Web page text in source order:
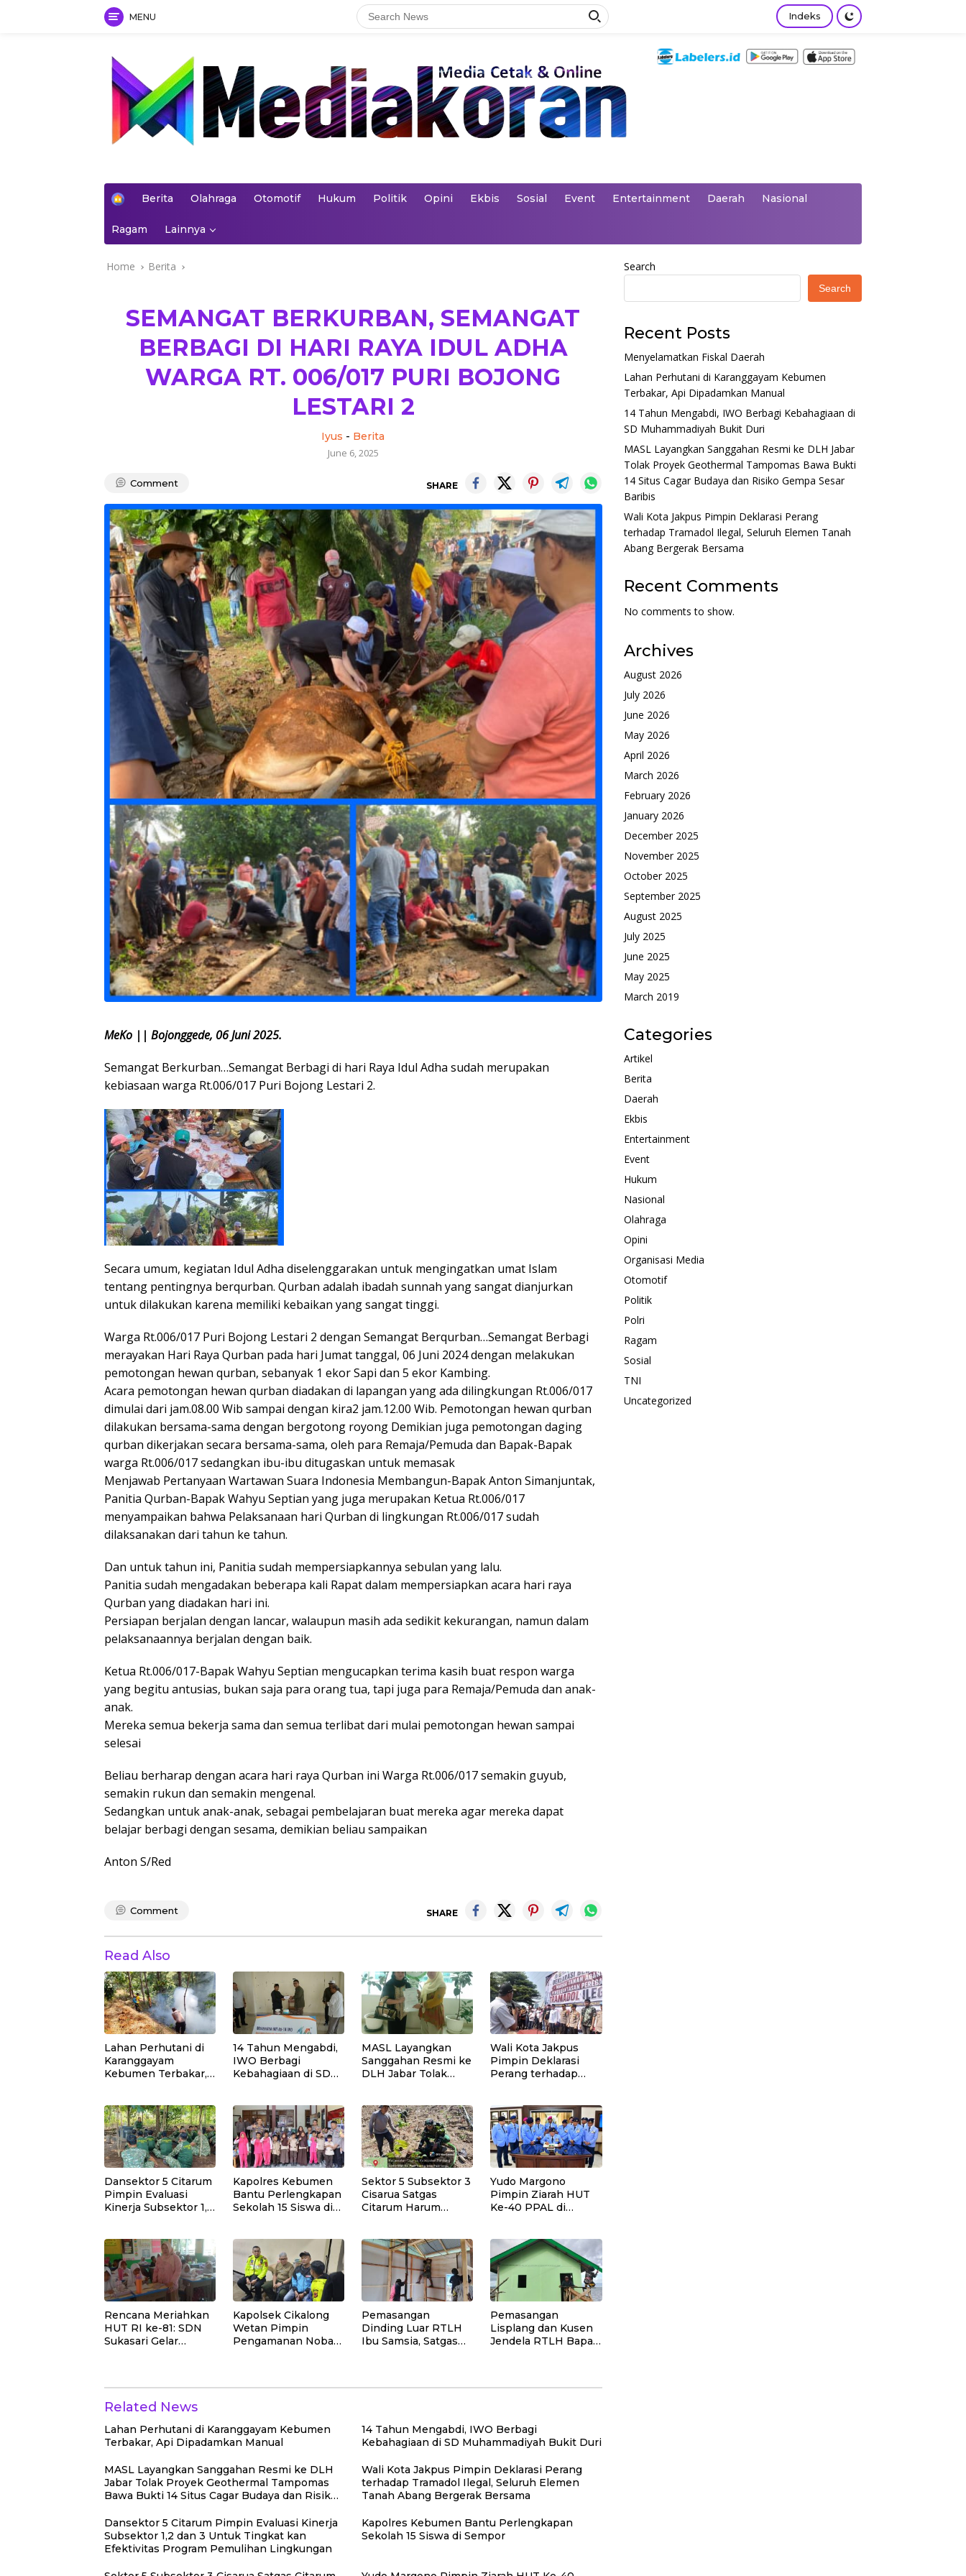
MENU Indeks
H
e
Berita Olahraga Otomotif Hukum Politik Opini Ekbis Sosial Event Entertainment Daerah Nasional
Ragam Lainnya
Home Berita
SEMANGAT BERKURBAN, SEMANGAT
BERBAGI DI HARI RAYA IDUL ADHA
WARGA RT. 006/017 PURI BOJONG
LESTARI 2
Iyus - Berita
June 6, 2025
Comment SHARE
MeKo || Bojonggede, 06 Juni 2025.
Semangat Berkurban…Semangat Berbagi di hari Raya Idul Adha sudah merupakan
kebiasaan warga Rt.006/017 Puri Bojong Lestari 2.
Secara umum, kegiatan Idul Adha diselenggarakan untuk mengingatkan umat Islam
tentang pentingnya berqurban. Qurban adalah ibadah sunnah yang sangat dianjurkan
untuk dilakukan karena memiliki kebaikan yang sangat tinggi.
Warga Rt.006/017 Puri Bojong Lestari 2 dengan Semangat Berqurban…Semangat Berbagi
merayakan Hari Raya Qurban pada hari Jumat tanggal, 06 Juni 2024 dengan melakukan
pemotongan hewan qurban, sebanyak 1 ekor Sapi dan 5 ekor Kambing.
Acara pemotongan hewan qurban diadakan di lapangan yang ada dilingkungan Rt.006/017
dimulai dari jam.08.00 Wib sampai dengan kira2 jam.12.00 Wib. Pemotongan hewan qurban
dilakukan bersama-sama dengan bergotong royong Demikian juga pemotongan daging
qurban dikerjakan secara bersama-sama, oleh para Remaja/Pemuda dan Bapak-Bapak
warga Rt.006/017 sedangkan ibu-ibu ditugaskan untuk memasak
Menjawab Pertanyaan Wartawan Suara Indonesia Membangun-Bapak Anton Simanjuntak,
Panitia Qurban-Bapak Wahyu Septian yang juga merupakan Ketua Rt.006/017
menyampaikan bahwa Pelaksanaan hari Qurban di lingkungan Rt.006/017 sudah
dilaksanakan dari tahun ke tahun.
Dan untuk tahun ini, Panitia sudah mempersiapkannya sebulan yang lalu.
Panitia sudah mengadakan beberapa kali Rapat dalam mempersiapkan acara hari raya
Qurban yang diadakan hari ini.
Persiapan berjalan dengan lancar, walaupun masih ada sedikit kekurangan, namun dalam
pelaksanaannya berjalan dengan baik.
Ketua Rt.006/017-Bapak Wahyu Septian mengucapkan terima kasih buat respon warga
yang begitu antusias, bukan saja para orang tua, tapi juga para Remaja/Pemuda dan anak-
anak.
Mereka semua bekerja sama dan semua terlibat dari mulai pemotongan hewan sampai
selesai
Beliau berharap dengan acara hari raya Qurban ini Warga Rt.006/017 semakin guyub,
semakin rukun dan semakin mengenal.
Sedangkan untuk anak-anak, sebagai pembelajaran buat mereka agar mereka dapat
belajar berbagi dengan sesama, demikian beliau sampaikan
Anton S/Red
Comment SHARE
Read Also
Lahan Perhutani di
Karanggayam
Kebumen Terbakar,
14 Tahun Mengabdi,
IWO Berbagi
Kebahagiaan di SD
MASL Layangkan
Sanggahan Resmi ke
DLH Jabar Tolak
Bukti 14 Situs Cagar
Budaya dan Risiko
Gempa Sesar Baribis
Wali Kota Jakpus
Pimpin Deklarasi
Perang terhadap
Tanah Abang
Bergerak Bersama
Dansektor 5 Citarum
Pimpin Evaluasi
Kinerja Subsektor 1,2
Program Pemulihan
Lingkungan
Kapolres Kebumen
Bantu Perlengkapan
Sekolah 15 Siswa di
Sektor 5 Subsektor 3
Cisarua Satgas
Citarum Harum
di Lahan
Pascalongsor dan
Perkuat Edukasi
Kepedulian
Lingkungan
Yudo Margono
Pimpin Ziarah HUT
Ke-40 PPAL di
Rencana Meriahkan
HUT RI ke-81: SDN
Sukasari Gelar
Kapolsek Cikalong
Wetan Pimpin
Pengamanan Nobar
dan Kondusif
Pemasangan
Dinding Luar RTLH
Ibu Samsia, Satgas
Pemasangan
Lisplang dan Kusen
Jendela RTLH Bapak
Related News
Lahan Perhutani di Karanggayam Kebumen
Terbakar, Api Dipadamkan Manual
14 Tahun Mengabdi, IWO Berbagi
Kebahagiaan di SD Muhammadiyah Bukit Duri
MASL Layangkan Sanggahan Resmi ke DLH
Jabar Tolak Proyek Geothermal Tampomas
Bawa Bukti 14 Situs Cagar Budaya dan Risiko
Wali Kota Jakpus Pimpin Deklarasi Perang
terhadap Tramadol Ilegal, Seluruh Elemen
Tanah Abang Bergerak Bersama
Dansektor 5 Citarum Pimpin Evaluasi Kinerja
Subsektor 1,2 dan 3 Untuk Tingkat kan
Efektivitas Program Pemulihan Lingkungan
Kapolres Kebumen Bantu Perlengkapan
Sekolah 15 Siswa di Sempor
Search
Search
Recent Posts
Menyelamatkan Fiskal Daerah
Lahan Perhutani di Karanggayam Kebumen
Terbakar, Api Dipadamkan Manual
14 Tahun Mengabdi, IWO Berbagi Kebahagiaan di
SD Muhammadiyah Bukit Duri
MASL Layangkan Sanggahan Resmi ke DLH Jabar
Tolak Proyek Geothermal Tampomas Bawa Bukti
14 Situs Cagar Budaya dan Risiko Gempa Sesar
Baribis
Wali Kota Jakpus Pimpin Deklarasi Perang
terhadap Tramadol Ilegal, Seluruh Elemen Tanah
Abang Bergerak Bersama
Recent Comments
No comments to show.
Archives
August 2026
July 2026
June 2026
May 2026
April 2026
March 2026
February 2026
January 2026
December 2025
November 2025
October 2025
September 2025
August 2025
July 2025
June 2025
May 2025
March 2019
Categories
Artikel
Berita
Daerah
Ekbis
Entertainment
Event
Hukum
Nasional
Olahraga
Opini
Organisasi Media
Otomotif
Politik
Polri
Ragam
Sosial
TNI
Uncategorized